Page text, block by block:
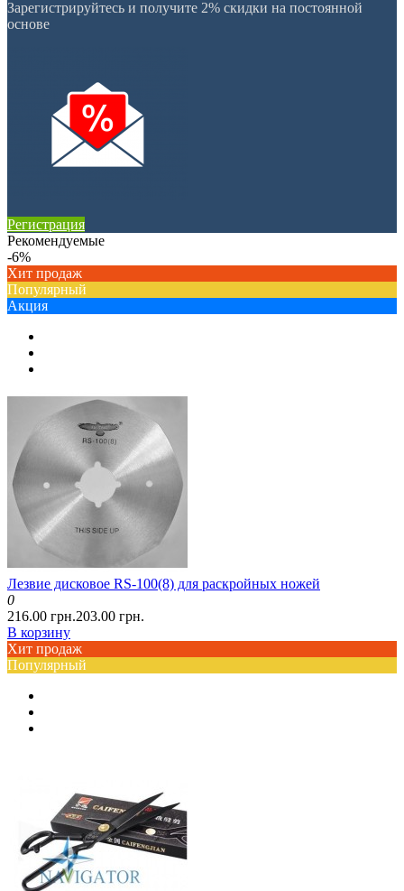
Зарегистрируйтесь и получите 2% скидки на постоянной
основе
Регистрация
Рекомендуемые
-6%
Хит продаж
Популярный
Акция
Лезвие дисковое RS-100(8) для раскройных ножей
0
216.00 грн.203.00 грн.
В корзину
Хит продаж
Популярный